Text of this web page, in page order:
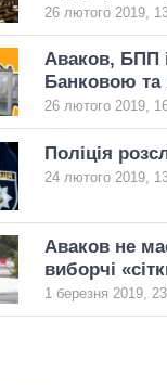
26 лютого 2019,
Аваков, БПП
Банковою
26 лютого 2019,
Поліція
24 лютого 2019,
Аваков не
виборчі
1 березня 2019,